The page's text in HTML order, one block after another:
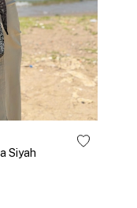
Siyah